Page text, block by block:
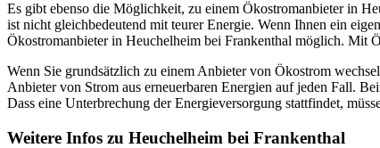
Es gibt ebenso die Möglichkeit, zu einem Ökostromanbieter in
ist nicht gleichbedeutend mit teurer Energie. Wenn Ihnen ein
Ökostromanbieter in Heuchelheim bei Frankenthal möglich. Mit
Wenn Sie grundsätzlich zu einem Anbieter von Ökostrom
Anbieter von Strom aus erneuerbaren Energien auf jeden Fall.
Dass eine Unterbrechung der Energieversorgung stattfindet,
Weitere Infos zu Heuchelheim bei Frankenthal